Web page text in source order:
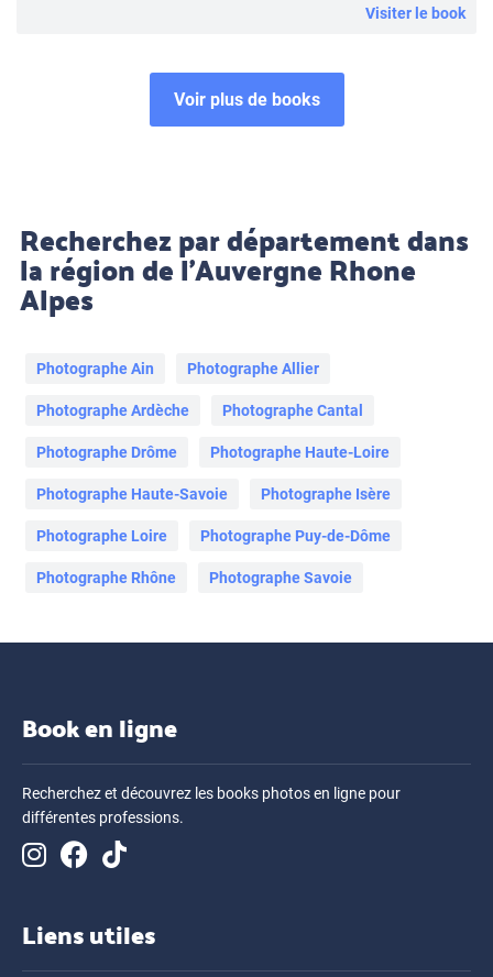
Visiter le book
Voir plus de books
Recherchez par département dans
la région de l’Auvergne Rhone
Alpes
Photographe Ain Photographe Allier
Photographe Ardèche Photographe Cantal
Photographe Drôme Photographe Haute-Loire
Photographe Haute-Savoie Photographe Isère
Photographe Loire Photographe Puy-de-Dôme
Photographe Rhône Photographe Savoie
Book en ligne
Recherchez et découvrez les books photos en ligne pour
différentes professions.
Liens utiles